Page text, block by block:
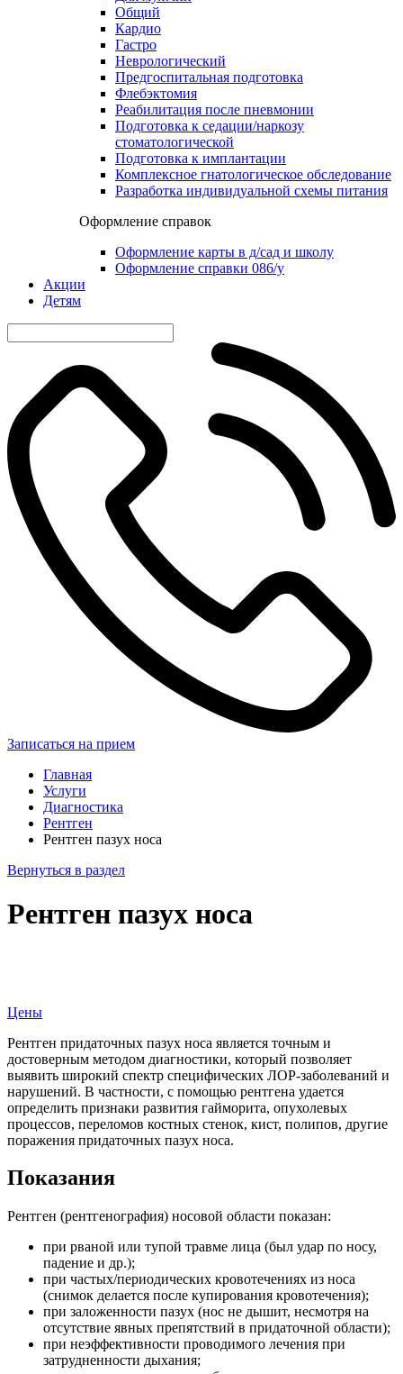
Общий
Кардио
Гастро
Неврологический
Предгоспитальная подготовка
Флебэктомия
Реабилитация после пневмонии
Подготовка к седации/наркозу
стоматологической
Подготовка к имплантации
Комплексное гнатологическое обследование
Разработка индивидуальной схемы питания
Оформление справок
Оформление карты в д/сад и школу
Оформление справки 086/у
Акции
Детям
Записаться на прием
Главная
Услуги
Диагностика
Рентген
Рентген пазух носа
Вернуться в раздел
Рентген пазух носа
Цены
Рентген придаточных пазух носа является точным и
достоверным методом диагностики, который позволяет
выявить широкий спектр специфических ЛОР-заболеваний и
нарушений. В частности, с помощью рентгена удается
определить признаки развития гайморита, опухолевых
процессов, переломов костных стенок, кист, полипов, другие
поражения придаточных пазух носа.
Показания
Рентген (рентгенография) носовой области показан:
при рваной или тупой травме лица (был удар по носу,
падение и др.);
при частых/периодических кровотечениях из носа
(снимок делается после купирования кровотечения);
при заложенности пазух (нос не дышит, несмотря на
отсутствие явных препятствий в придаточной области);
при неэффективности проводимого лечения при
затрудненности дыхания;